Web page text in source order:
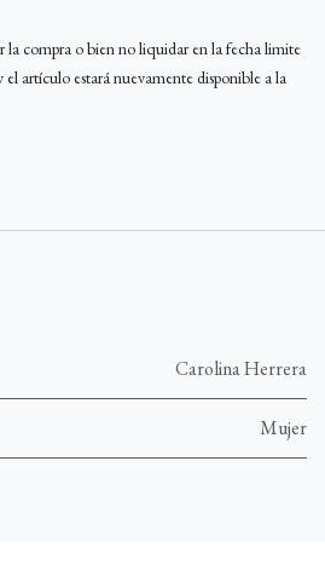
la compra o bien no liquidar en la fecha limite
artículo estará nuevamente disponible a la
Carolina Herrera
Mujer